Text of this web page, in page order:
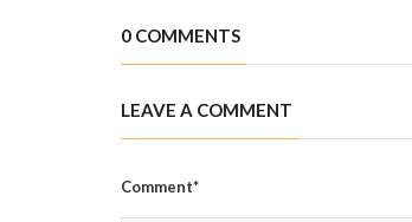
0 COMMENTS
LEAVE A COMMENT
Comment*